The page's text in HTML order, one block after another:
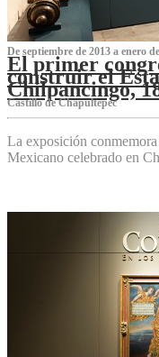
De septiembre de 2013 a enero
El primer
construir el
Chilpancingo,
Castillo de Chapultepec
La exposición
Mexicano celebrado en